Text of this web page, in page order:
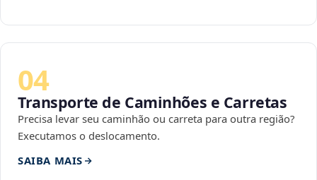
04
Transporte de Caminhões e Carretas
Precisa levar seu caminhão ou carreta para outra região?
Executamos o deslocamento.
SAIBA MAIS